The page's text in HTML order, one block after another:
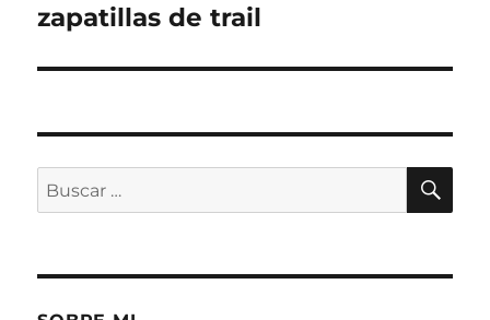
entradas
zapatillas de trail
Buscar
por: